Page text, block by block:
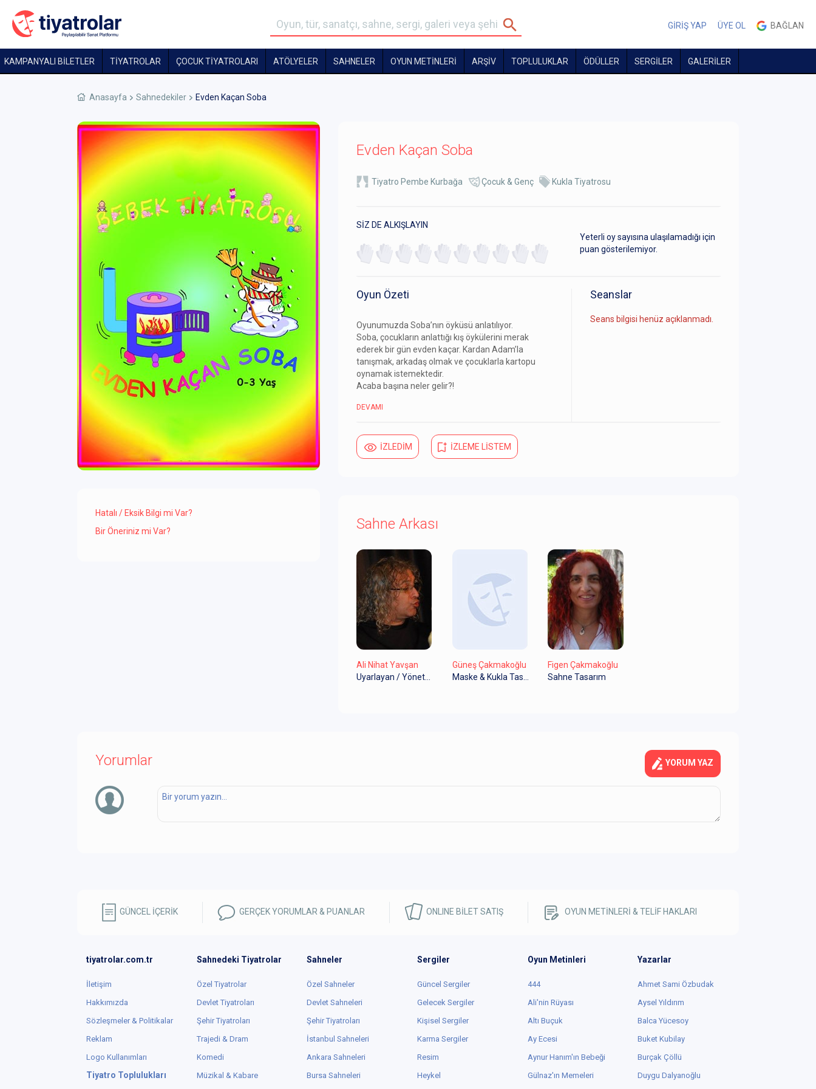
GİRİŞ YAP ÜYE OL BAĞLAN
KAMPANYALI BİLETLER TİYATROLAR ÇOCUK TIYATROLARI ATÖLYELER SAHNELER OYUN METİNLERİ ARŞİV TOPLULUKLAR ÖDÜLLER SERGİLER GALERİLER
Anasayfa Sahnedekiler Evden Kaçan Soba
Hatalı / Eksik Bilgi mi Var?
Bir Öneriniz mi Var?
Evden Kaçan Soba
Tiyatro Pembe Kurbağa Çocuk & Genç Kukla Tiyatrosu
SİZ DE ALKIŞLAYIN
Yeterli oy sayısına ulaşılamadığı için
puan gösterilemiyor.
Oyun Özeti
Oyunumuzda Soba’nın öyküsü anlatılıyor.
Soba, çocukların anlattığı kış öykülerini merak
ederek bir gün evden kaçar. Kardan Adam’la
tanışmak, arkadaş olmak ve çocuklarla kartopu
oynamak istemektedir.
Acaba başına neler gelir?!
DEVAMI
Seanslar
Seans bilgisi henüz açıklanmadı.
İZLEDİM İZLEME LİSTEM
Sahne Arkası
Ali Nihat Yavşan
Uyarlayan / Yönetmen
Güneş Çakmakoğlu
Maske & Kukla Tasarımı
Figen Çakmakoğlu
Sahne Tasarım
Yorumlar YORUM YAZ
GÜNCEL İÇERİK GERÇEK YORUMLAR & PUANLAR ONLINE BİLET SATIŞ OYUN METİNLERİ & TELİF HAKLARI
tiyatrolar.com.tr
İletişim
Hakkımızda
Sözleşmeler & Politikalar
Reklam
Logo Kullanımları
Tiyatro Toplulukları
Sahnedeki Tiyatrolar
Özel Tiyatrolar
Devlet Tiyatroları
Şehir Tiyatroları
Trajedi & Dram
Komedi
Müzikal & Kabare
Sahneler
Özel Sahneler
Devlet Sahneleri
Şehir Tiyatroları
İstanbul Sahneleri
Ankara Sahneleri
Bursa Sahneleri
Sergiler
Güncel Sergiler
Gelecek Sergiler
Kişisel Sergiler
Karma Sergiler
Resim
Heykel
Oyun Metinleri
444
Ali'nin Rüyası
Altı Buçuk
Ay Ecesi
Aynur Hanım'ın Bebeği
Gülnaz'ın Memeleri
Yazarlar
Ahmet Sami Özbudak
Aysel Yıldırım
Balca Yücesoy
Buket Kubilay
Burçak Çöllü
Duygu Dalyanoğlu